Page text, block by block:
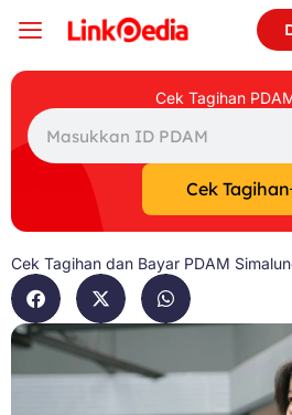
Cek Tagihan
Search
Cek Tagihan
Cek Tagihan dan Bayar PDAM